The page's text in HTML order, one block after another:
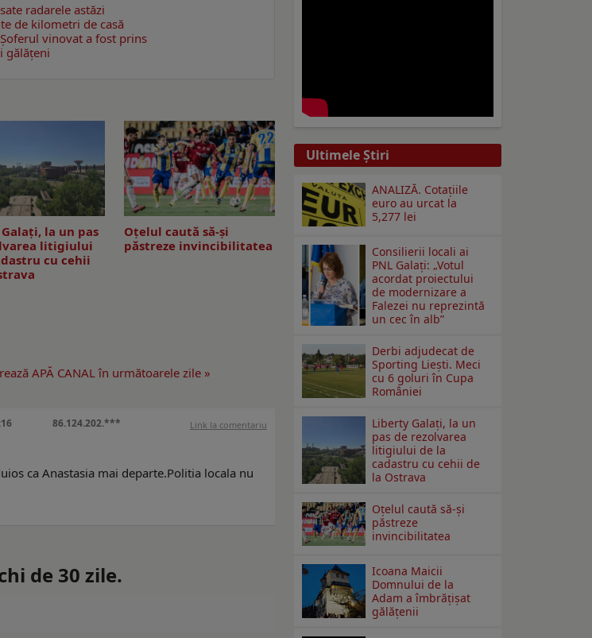
radarele astăzi
de kilometri de casă
vinovat a fost prins
gălățeni
la un pas
litigiului
cu cehii
Oțelul caută să-și
păstreze invincibilitatea
APĂ CANAL în următoarele zile »
86.124.202.*** Link la comentariu
ca Anastasia mai departe.Politia locala nu
de 30 zile.
Ultimele Ştiri
ANALIZĂ. Cotațiile
euro au urcat la
5,277 lei
Consilierii locali ai
PNL Galaţi: „Votul
acordat proiectului
de modernizare a
Falezei nu reprezintă
un cec în alb”
Derbi adjudecat de
Sporting Liești. Meci
cu 6 goluri în Cupa
României
Liberty Galați, la un
pas de rezolvarea
litigiului de la
cadastru cu cehii de
la Ostrava
Oțelul caută să-și
păstreze
invincibilitatea
Icoana Maicii
Domnului de la
Adam a îmbrățișat
gălățenii